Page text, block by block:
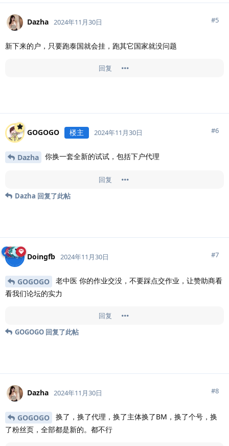
Dazha 2024年11月30日 #5
新下来的户，只要跑泰国就会挂，跑其它国家就没问题
回复
GOGOGO 楼主 2024年11月30日 #6
Dazha 你换一套全新的试试，包括下户代理
回复
Dazha 回复了此帖
Doingfb 2024年11月30日 #7
GOGOGO
老中医 你的作业交没，不要踩点交作业，让赞助商看
看我们论坛的实力
回复
GOGOGO 回复了此帖
Dazha 2024年11月30日 #8
GOGOGO
换了，换了代理，换了主体换了BM，换了个号，换
了粉丝页，全部都是新的。都不行